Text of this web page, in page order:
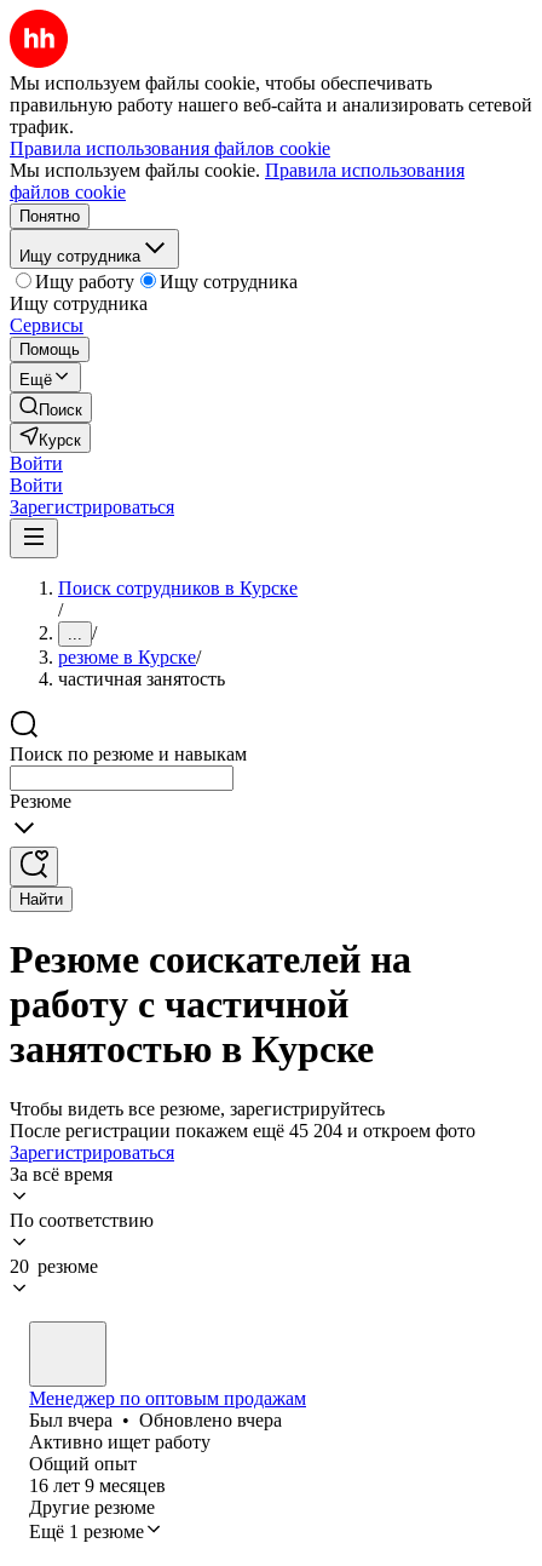
Мы используем файлы cookie, чтобы обеспечивать
правильную работу нашего веб-сайта и анализировать сетевой
трафик.
Правила использования файлов cookie
Мы используем файлы cookie. Правила использования
файлов cookie
Понятно
Ищу сотрудника
Ищу работу
Ищу сотрудника
Ищу сотрудника
Сервисы
Помощь
Ещё
Поиск
Курск
Войти
Войти
Зарегистрироваться
Поиск сотрудников в Курске
/
... /
резюме в Курске/
частичная занятость
Поиск по резюме и навыкам
Резюме
Найти
Резюме соискателей на
работу с частичной
занятостью в Курске
Чтобы видеть все резюме, зарегистрируйтесь
После регистрации покажем ещё 45 204 и откроем фото
Зарегистрироваться
За всё время
По соответствию
20 резюме
Менеджер по оптовым продажам
Был вчера • Обновлено вчера
Активно ищет работу
Общий опыт
16 лет 9 месяцев
Другие резюме
Ещё 1 резюме